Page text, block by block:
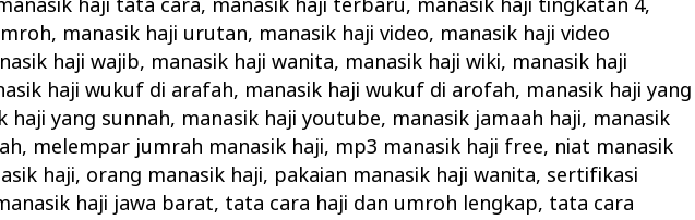
haji tata cara, manasik haji terbaru, manasik haji tingkatan 4,
, manasik haji urutan, manasik haji video, manasik haji video
haji wajib, manasik haji wanita, manasik haji wiki, manasik haji
haji wukuf di arafah, manasik haji wukuf di arofah, manasik haji yang
haji yang sunnah, manasik haji youtube, manasik jamaah haji, manasik
, melempar jumrah manasik haji, mp3 manasik haji free, niat manasik
haji, orang manasik haji, pakaian manasik haji wanita, sertifikasi
haji jawa barat, tata cara haji dan umroh lengkap, tata cara